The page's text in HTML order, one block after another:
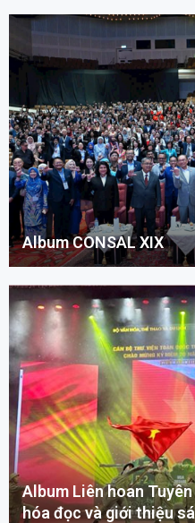
Album CONSAL XIX
Album Liên hoan
hóa đọc và giới thiệu